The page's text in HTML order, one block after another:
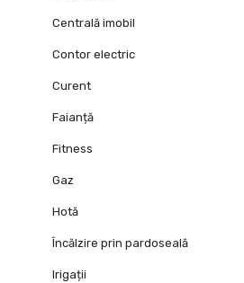
Centrală imobil
Contor electric
Curent
Faianță
Fitness
Gaz
Hotă
Încălzire prin pardoseală
Irigații